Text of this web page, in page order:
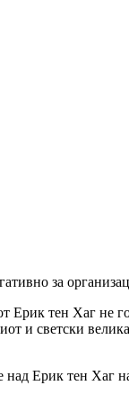
за
Ерик тен Хаг не
и светски
над Ерик тен Хаг